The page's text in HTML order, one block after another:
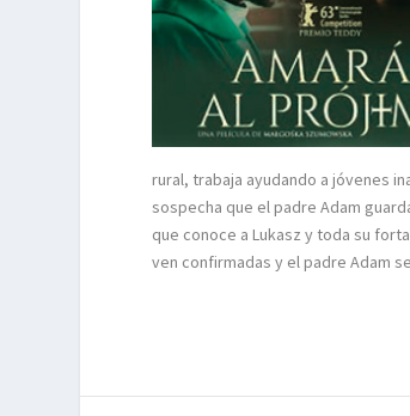
rural, trabaja ayudando a jóvenes
sospecha que el padre Adam
que conoce a Lukasz y toda su
ven confirmadas y el padre Adam